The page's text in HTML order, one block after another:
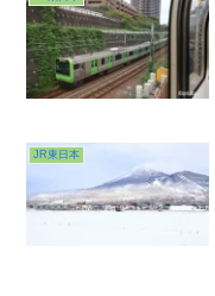
JR東日本